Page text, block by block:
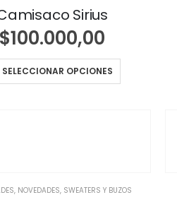
Sirius
$100.000,00
SELECCIONAR OPCIONES
, NOVEDADES, SWEATERS Y BUZOS